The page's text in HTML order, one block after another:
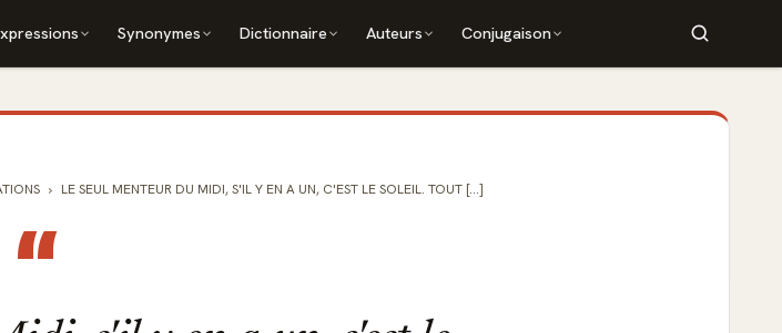
Synonymes Dictionnaire Auteurs Conjugaison
LE SEUL MENTEUR DU MIDI, S'IL Y EN A UN, C'EST LE SOLEIL. TOUT [...]
“